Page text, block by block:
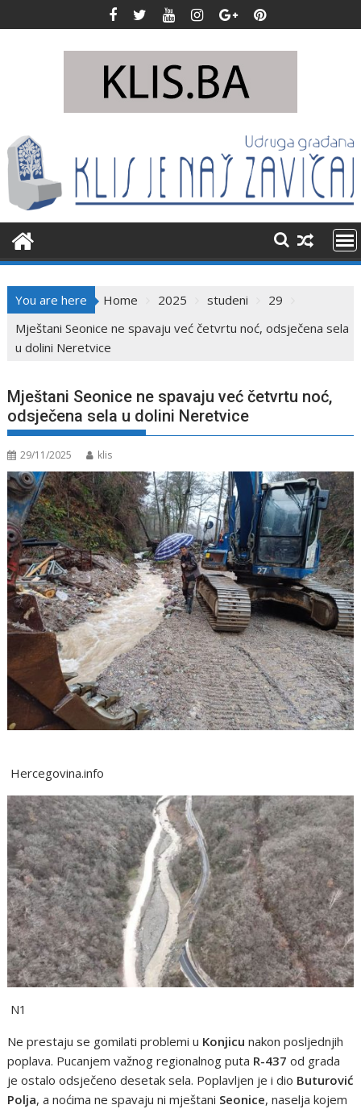
to
You are here Home 2025 studeni
29
Mještani Seonice ne spavaju već četvrtu noć, odsječena sela
u dolini Neretvice
Mještani Seonice ne spavaju već četvrtu noć,
odsječena sela u dolini Neretvice
29/11/2025 klis
Hercegovina.info
N1
Ne prestaju se gomilati problemi u Konjicu nakon posljednjih
poplava. Pucanjem važnog regionalnog puta R-437 od grada
je ostalo odsječeno desetak sela. Poplavljen je i dio Buturović
Polja, a noćima ne spavaju ni mještani Seonice, naselja kojem